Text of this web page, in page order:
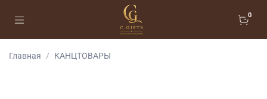
0
Главная КАНЦТОВАРЫ